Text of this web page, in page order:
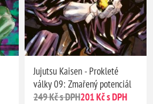
Jujutsu Kaisen - Prokleté
války 09: Zmařený potenciál
249 Kč s DPH201 Kč s DPH